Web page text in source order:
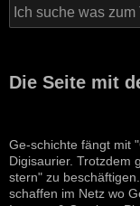
Die Seite mit
Ge-schichte fängt mit
Digisaurier. Trotzdem
stern" zu
schaffen im Netz wo